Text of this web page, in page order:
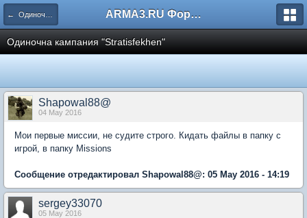
← Одиночные ARMA3.RU Форум
Одиночна кампания "Stratisfekhen"
Shapowal88@
04 May 2016
Мои первые миссии, не судите строго. Кидать файлы в папку с
игрой, в папку Missions
Сообщение отредактировал Shapowal88@: 05 May 2016 - 14:19
sergey33070
05 May 2016